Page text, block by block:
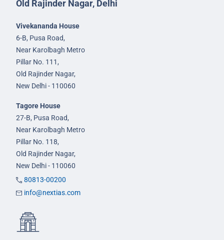
Old Rajinder Nagar, Delhi
Vivekananda House
6-B, Pusa Road,
Near Karolbagh Metro
Pillar No. 111,
Old Rajinder Nagar,
New Delhi - 110060
Tagore House
27-B, Pusa Road,
Near Karolbagh Metro
Pillar No. 118,
Old Rajinder Nagar,
New Delhi - 110060
80813-00200
info@nextias.com